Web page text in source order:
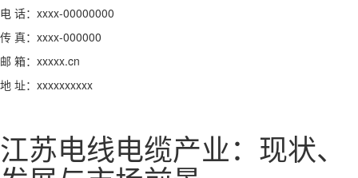
电 话：xxxx-00000000
传 真：xxxx-000000
邮 箱：xxxxx.cn
地 址：xxxxxxxxxx
江苏电线电缆产业：现状、